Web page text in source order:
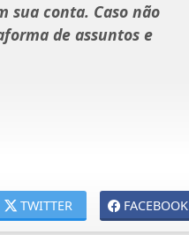
sua conta. Caso não
de assuntos e
FACEBOOK
TWITTER